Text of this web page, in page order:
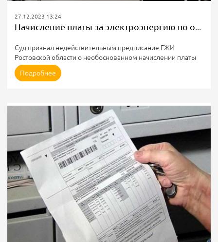
27.12.2023 13:24
Начисление платы за электроэнергию по общедомовому ПУ
Суд признал недействительным предписание ГЖИ
Ростовской области о необоснованном начислении платы
за электроэнергию.
Причина: по мнению суда, Правилами №354
многоквартирным, с учётом показаний общего счётчика
(дело № А53 – 6111/2022).
ГЖИ Ростовской области по жалобе жильцов дома
в Ростове-на-Дону проверила правильность определение
ПАО “ТНС энерго...
Подробнее